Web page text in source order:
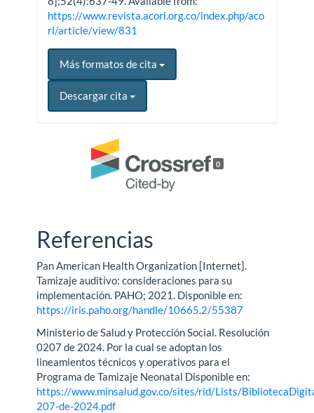
https://www.revista.acorl.org.co/index.php/aco
rl/article/view/831
Más formatos de cita
Descargar cita
0
Referencias
Pan American Health Organization [Internet].
Tamizaje auditivo: consideraciones para su
implementación. PAHO; 2021. Disponible en:
https://iris.paho.org/handle/10665.2/55387
Ministerio de Salud y Protección Social. Resolución
0207 de 2024. Por la cual se adoptan los
lineamientos técnicos y operativos para el
Programa de Tamizaje Neonatal Disponible en:
https://www.minsalud.gov.co/sites/rid/Lists/
207-de-2024.pdf